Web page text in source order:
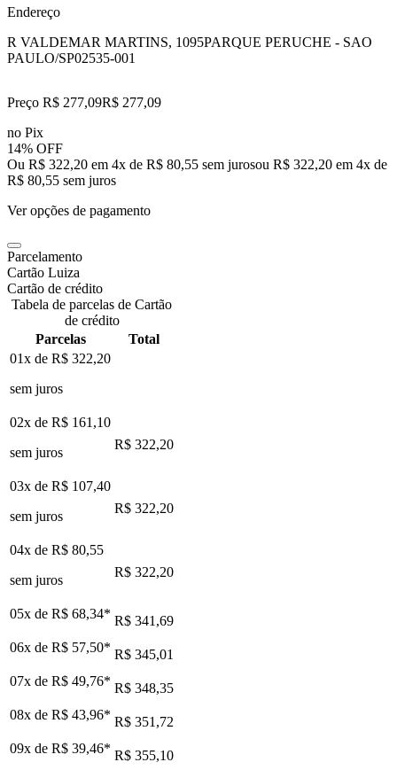
Endereço
R VALDEMAR MARTINS, 1095PARQUE PERUCHE - SAO
PAULO/SP02535-001
Preço R$ 277,09R$ 277,09
no Pix
14% OFF
Ou R$ 322,20 em 4x de R$ 80,55 sem jurosou R$ 322,20 em 4x de
R$ 80,55 sem juros
Ver opções de pagamento
Parcelamento
Cartão Luiza
Cartão de crédito
Tabela de parcelas de Cartão
de crédito
Parcelas
Total
01x de R$ 322,20
sem juros
02x de R$ 161,10
sem juros
R$ 322,20
03x de R$ 107,40
sem juros
R$ 322,20
04x de R$ 80,55
sem juros
R$ 322,20
05x de R$ 68,34* R$ 341,69
06x de R$ 57,50* R$ 345,01
07x de R$ 49,76* R$ 348,35
08x de R$ 43,96* R$ 351,72
09x de R$ 39,46* R$ 355,10